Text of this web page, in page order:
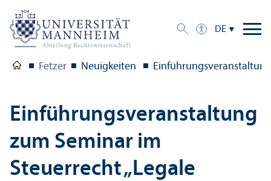
DE
Fetzer Neuigkeiten
Einführungs­veranstaltung
zum Seminar im
Steuerrecht „Legale